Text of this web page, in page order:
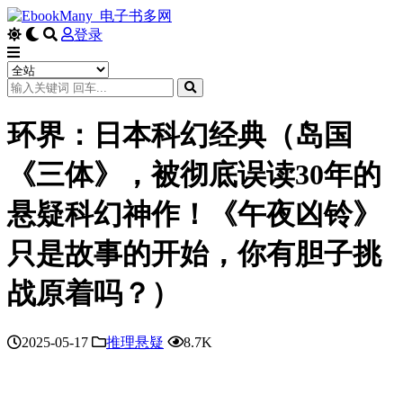
登录
环界：日本科幻经典（岛国
《三体》，被彻底误读30年的
悬疑科幻神作！《午夜凶铃》
只是故事的开始，你有胆子挑
战原着吗？）
2025-05-17 推理悬疑 8.7K